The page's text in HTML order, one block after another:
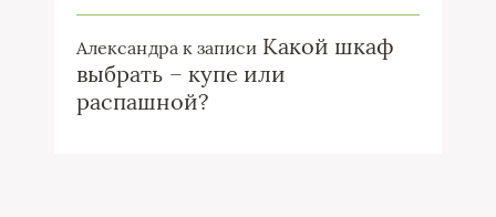
Александрак записи Какой шкаф
выбрать – купе или
распашной?